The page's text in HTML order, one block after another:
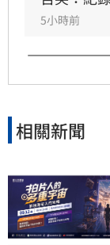
5小時前
相關新聞